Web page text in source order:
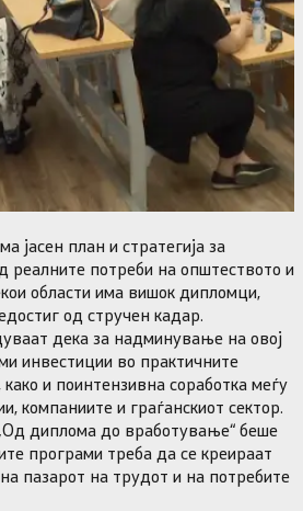
јасен план и стратегија за
реалните потреби на општеството и
области има вишок дипломци,
од стручен кадар.
дека за надминување на овој
инвестиции во практичните
и поинтензивна соработка меѓу
компаниите и граѓанскиот сектор.
диплома до вработување“ беше
програми треба да се креираат
пазарот на трудот и на потребите